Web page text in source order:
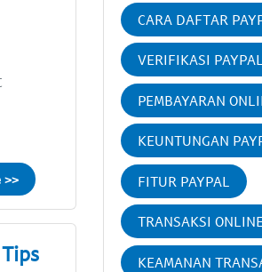
>>
CARA DAFTAR
VERIFIKASI PAYPAL
PEMBAYARAN
KEUNTUNGAN
FITUR PAYPAL
TRANSAKSI
KEAMANAN